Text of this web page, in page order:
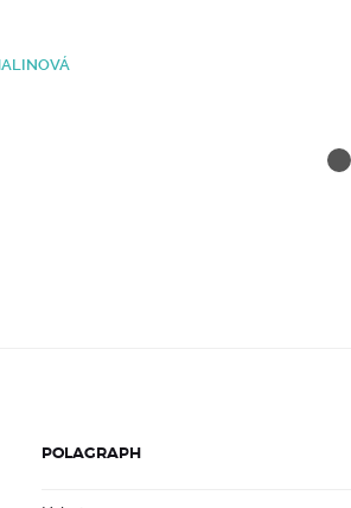
POLAGRAPH